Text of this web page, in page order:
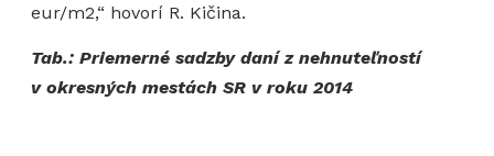
eur/m2,“ hovorí R. Kičina.
Tab.: Priemerné sadzby daní z nehnuteľností
v okresných mestách SR v roku 2014